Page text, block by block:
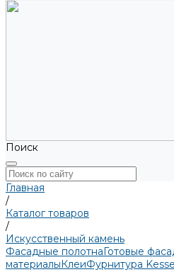
Поиск
Главная
/
Каталог товаров
/
Искусственный камень
Фасадные полотнаГотовые
материалыКлеиФурнитура